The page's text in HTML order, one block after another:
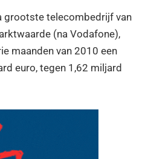
grootste telecombedrijf van
(na Vodafone),
maanden van 2010 een
euro, tegen 1,62 miljard